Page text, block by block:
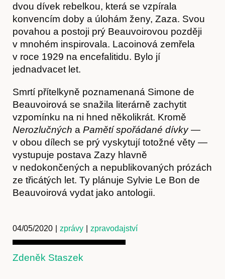
Kontakt
dvou dívek rebelkou, která se vzpírala
konvencím doby a úlohám ženy, Zaza. Svou
povahou a postoji prý Beauvoirovou později
v mnohém inspirovala. Lacoinová zemřela
v roce 1929 na encefalitidu. Bylo jí
jednadvacet let.
Smrtí přítelkyně poznamenaná Simone de
Beauvoirová se snažila literárně zachytit
vzpomínku na ni hned několikrát. Kromě
Nerozlučných a Pamětí spořádané dívky—
v obou dílech se prý vyskytují totožné věty —
vystupuje postava Zazy hlavně
v nedokončených a nepublikovaných prózách
ze třicátých let. Ty plánuje Sylvie Le Bon de
Beauvoirová vydat jako antologii.
04/05/2020 zprávy zpravodajství
Zdeněk Staszek